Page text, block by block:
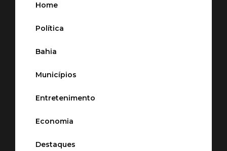
Home
Política
Bahia
Municípios
Entretenimento
Economia
Destaques